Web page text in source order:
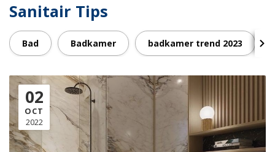
Sanitair Tips
Bad Badkamer badkamer trend 2023
02
OCT
2022